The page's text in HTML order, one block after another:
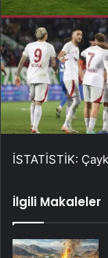
İSTATİSTİK:
İlgili Makaleler